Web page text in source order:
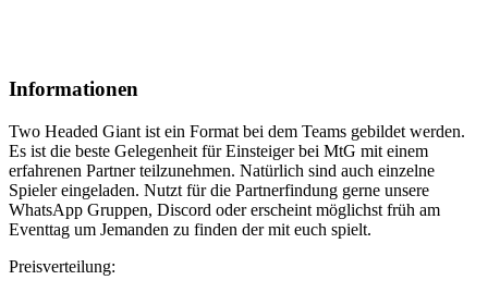
Informationen
Two Headed Giant ist ein Format bei dem Teams gebildet werden.
Es ist die beste Gelegenheit für Einsteiger bei MtG mit einem
erfahrenen Partner teilzunehmen. Natürlich sind auch einzelne
Spieler eingeladen. Nutzt für die Partnerfindung gerne unsere
WhatsApp Gruppen, Discord oder erscheint möglichst früh am
Eventtag um Jemanden zu finden der mit euch spielt.
Preisverteilung: